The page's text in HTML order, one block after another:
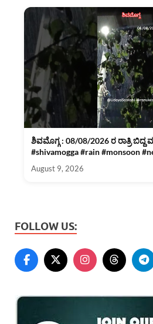
ಶಿವಮೊಗ್ಗ : 08/08/2026 ರ ರಾತ್ರಿ ಬಿದ್ದ
#shivamogga #rain #monsoon
August 9, 2026
FOLLOW US: